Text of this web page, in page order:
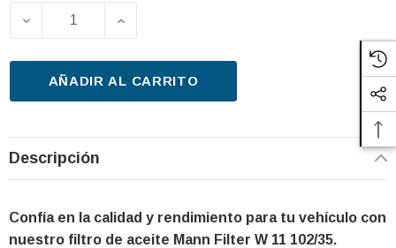
DISMINUIR LA CANTIDAD DE FILTRO DE ACEITE
AUMENTAR LA CANTIDAD DE FILTRO
AÑADIR AL CARRITO
Descripción
Confía en la calidad y rendimiento para tu vehículo con
nuestro filtro de aceite Mann Filter W 11 102/35.